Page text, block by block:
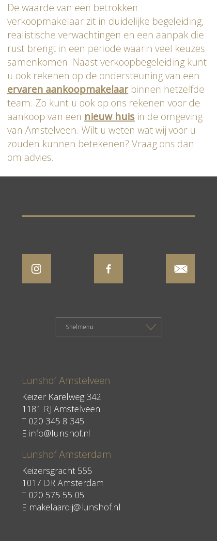
De waarde van een betrokken
verkoopmakelaar zit in duidelijke begeleiding,
realistische verwachtingen en een aanpak die
rust brengt in een periode waarin veel keuzes
samenkomen. Naast verkoopbegeleiding kunt
u ook rekenen op de ondersteuning van een
ervaren aankoopmakelaar binnen hetzelfde
team. Zo kunt u ook op ons rekenen voor de
aankoop van een nieuw huis in de omgeving
van Amstelveen. Wilt u weten wat wij voor u
zouden kunnen betekenen? Vraag ons dan
om advies.
Lunshof Amstelveen
Keizer Karelweg 342
1181 RJ Amstelveen
T 020 345 8 345
E info@lunshof.nl
Lunshof Amsterdam
Keizersgracht 555
1017 DR Amsterdam
T 020 575 55 05
E makelaardij@lunshof.nl